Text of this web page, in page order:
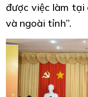
được việc làm tại
và ngoài tỉnh”.